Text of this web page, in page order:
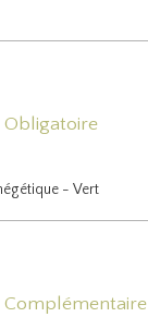
Obligatoire
- Vert
Complémentaire